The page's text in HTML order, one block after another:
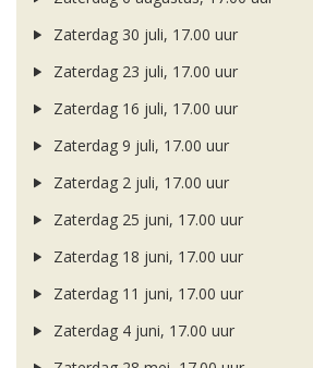
Zaterdag 30 juli, 17.00 uur
Zaterdag 23 juli, 17.00 uur
Zaterdag 16 juli, 17.00 uur
Zaterdag 9 juli, 17.00 uur
Zaterdag 2 juli, 17.00 uur
Zaterdag 25 juni, 17.00 uur
Zaterdag 18 juni, 17.00 uur
Zaterdag 11 juni, 17.00 uur
Zaterdag 4 juni, 17.00 uur